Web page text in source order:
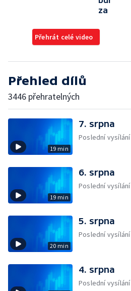
za
Přehrát celé video
Přehled dílů
3446 přehratelných
19 min
7. srpna
Poslední vysílání
19 min
6. srpna
Poslední vysílání
20 min
5. srpna
Poslední vysílání
4. srpna
Poslední vysílání